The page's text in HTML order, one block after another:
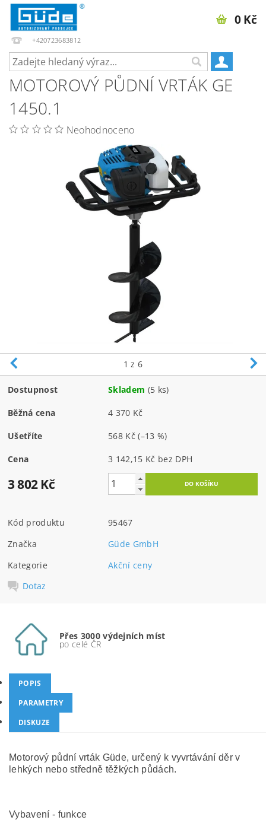
+420723683812
0 Kč
MOTOROVÝ PŮDNÍ VRTÁK GE
1450.1
Neohodnoceno
1 z 6
Dostupnost Skladem (5 ks)
Běžná cena 4 370 Kč
Ušetříte 568 Kč(–13 %)
Cena 3 142,15 Kč bez DPH
3 802 Kč
Kód produktu
95467
Značka
Güde GmbH
Kategorie
Akční ceny
Dotaz
Přes 3000 výdejních míst
po celé ČR
POPIS
PARAMETRY
DISKUZE
Motorový půdní vrták Güde, určený k vyvrtávání děr v
lehkých nebo středně těžkých půdách.
Vybavení - funkce